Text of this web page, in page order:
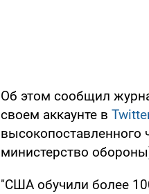
Об этом сообщил
своем аккаунте в
высокопоставленного
министерство
"США обучили более